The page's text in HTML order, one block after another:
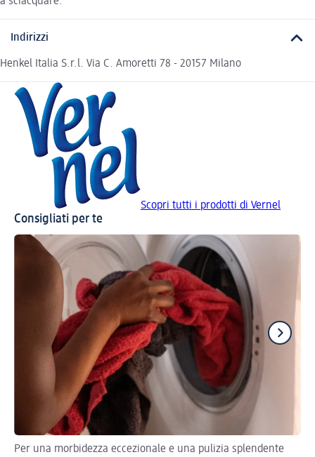
Indirizzi
Henkel Italia S.r.l. Via C. Amoretti 78 - 20157 Milano
Scopri tutti i prodotti di Vernel
Consigliati per te
Per una morbidezza eccezionale e una pulizia splendente